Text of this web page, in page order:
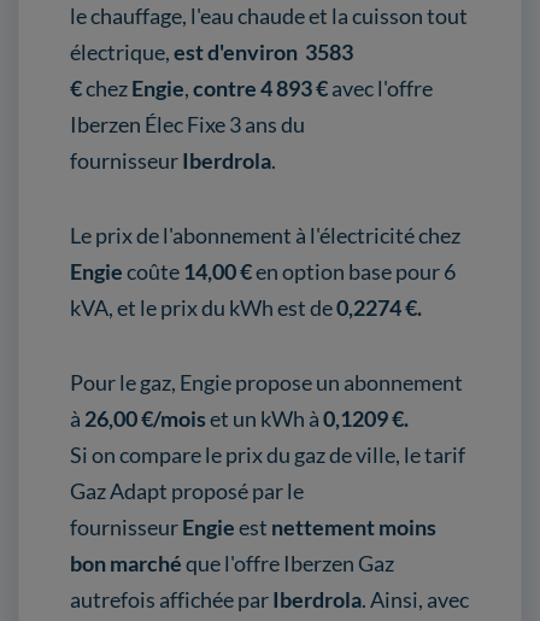
le chauffage, l'eau chaude et la cuisson tout
électrique,est d'environ 3583
€chezEngie,contre 4 893 €avec l'offre
Iberzen Élec Fixe 3 ans du
fournisseurIberdrola.
Le prix de l'abonnement à l'électricité chez
Engiecoûte14,00 €en option base pour 6
kVA, et le prix du kWh est de0,2274 €.
Pour le gaz, Engie propose un abonnement
à 26,00 €/moiset un kWh à0,1209 €.
Si on compare le prix du gaz de ville, le tarif
Gaz Adapt proposé par le
fournisseurEngieest nettement moins
bon marchéque l'offre Iberzen Gaz
autrefois affichée parIberdrola. Ainsi, avec